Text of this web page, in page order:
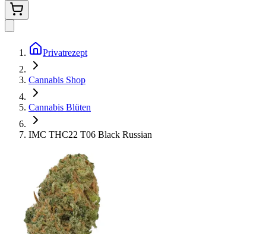
Privatrezept
Cannabis Shop
Cannabis Blüten
IMC THC22 T06 Black Russian